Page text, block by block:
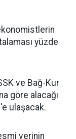
yüzde
ve Bağ-Kur
göre alacağı
ulaşacak.
verinin